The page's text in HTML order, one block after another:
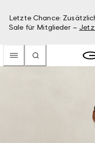
Letzte Chance:
Sale für Mitglieder –